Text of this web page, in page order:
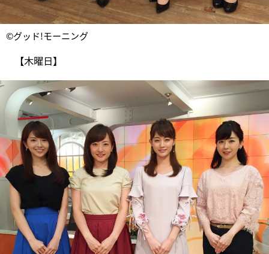
©グッド!モーニング
【木曜日】